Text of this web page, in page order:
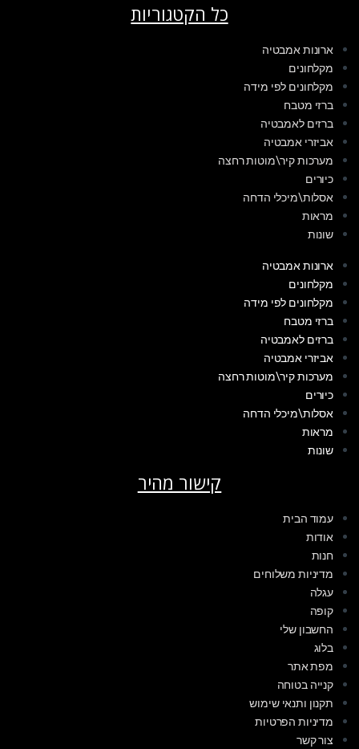
כל הקטגוריות
ארונות אמבטיה
מקלחונים
מקלחונים לפי מידה
ברזי מטבח
ברזים לאמבטיה
אביזרי אמבטיה
מערכות קיר\מוטות רחצה
כיורים
אסלות\מיכלי הדחה
מראות
שונות
ארונות אמבטיה
מקלחונים
מקלחונים לפי מידה
ברזי מטבח
ברזים לאמבטיה
אביזרי אמבטיה
מערכות קיר\מוטות רחצה
כיורים
אסלות\מיכלי הדחה
מראות
שונות
קישור מהיר
עמוד הבית
אודות
חנות
מדיניות משלוחים
עגלה
קופה
החשבון שלי
בלוג
מפת אתר
קנייה בטוחה
תקנון ותנאי שימוש
מדיניות הפרטיות
צור קשר